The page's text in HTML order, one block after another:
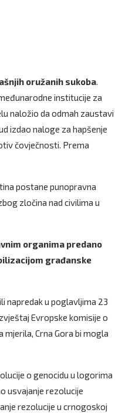
oružanih sukoba.
institucije za
naložio da odmah zaustavi
izdao naloge za hapšenje
čovječnosti. Prema
postane punopravna
zločina nad civilima u
organima predano
građanske
napredak u poglavljima 23
Evropske komisije o
mjerila, Crna Gora bi mogla
o genocidu u logorima
usvajanje rezolucije
rezolucije u crnogoskoj